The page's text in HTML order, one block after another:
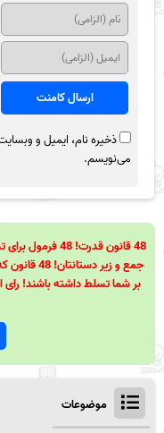
ذخیره نام، ایمیل و
می‌نویسم.
جمع و زیر
بر شما تسلط داشته باشند! رای
موضوعات